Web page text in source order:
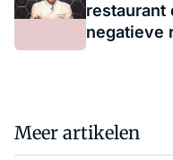
restaurant
negatieve
Meer artikelen